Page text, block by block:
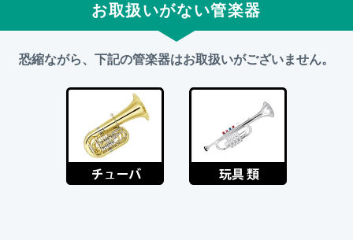
お取扱いがない管楽器
恐縮ながら、下記の管楽器はお取扱いがございません。